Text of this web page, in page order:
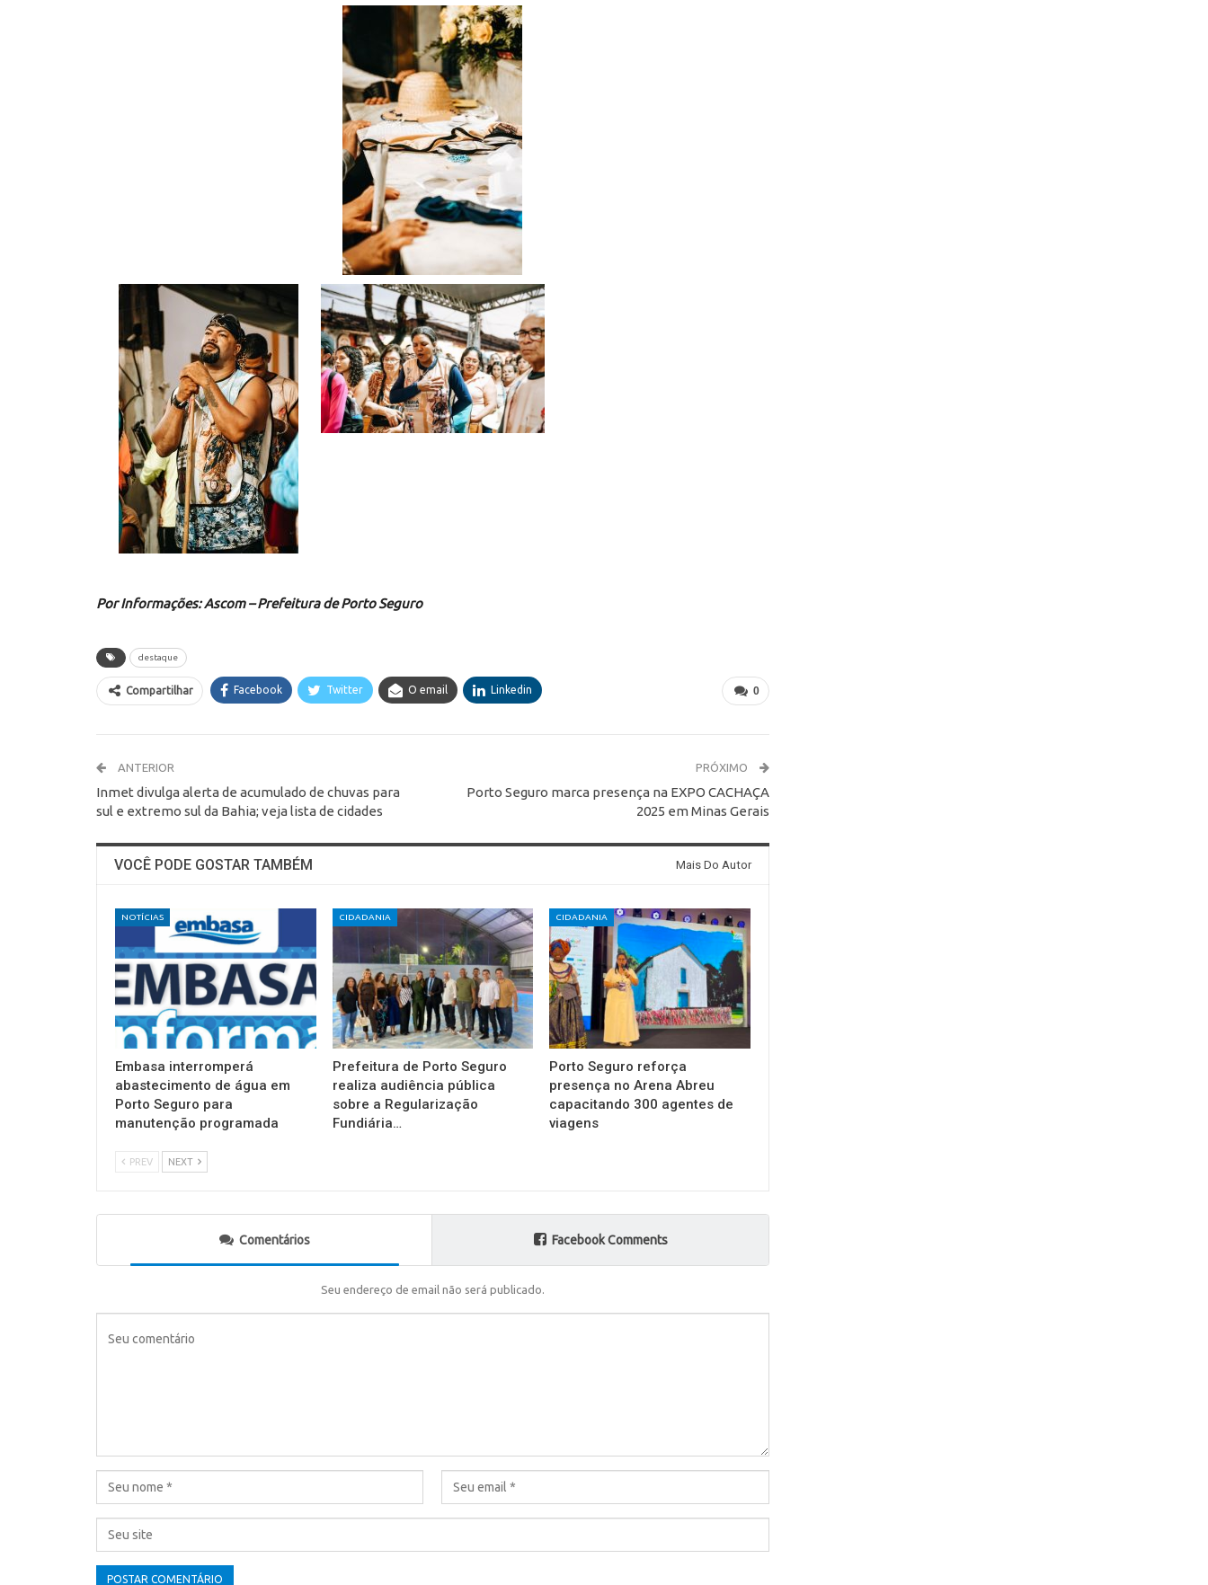
Por Informações: Ascom – Prefeitura de Porto Seguro
destaque
0
Compartilhar Facebook Twitter O email Linkedin
ANTERIOR
Inmet divulga alerta de acumulado de chuvas para
sul e extremo sul da Bahia; veja lista de cidades
PRÓXIMO
Porto Seguro marca presença na EXPO CACHAÇA
2025 em Minas Gerais
VOCÊ PODE GOSTAR TAMBÉM Mais Do Autor
NOTÍCIAS
Embasa interromperá
abastecimento de água em
Porto Seguro para
manutenção programada
CIDADANIA
Prefeitura de Porto Seguro
realiza audiência pública
sobre a Regularização
Fundiária…
CIDADANIA
Porto Seguro reforça
presença no Arena Abreu
capacitando 300 agentes de
viagens
PREV NEXT
Comentários Facebook Comments
Seu endereço de email não será publicado.